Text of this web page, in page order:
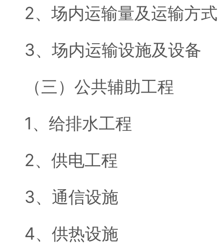
2、场内运输量及运输方式
3、场内运输设施及设备
（三）公共辅助工程
1、给排水工程
2、供电工程
3、通信设施
4、供热设施